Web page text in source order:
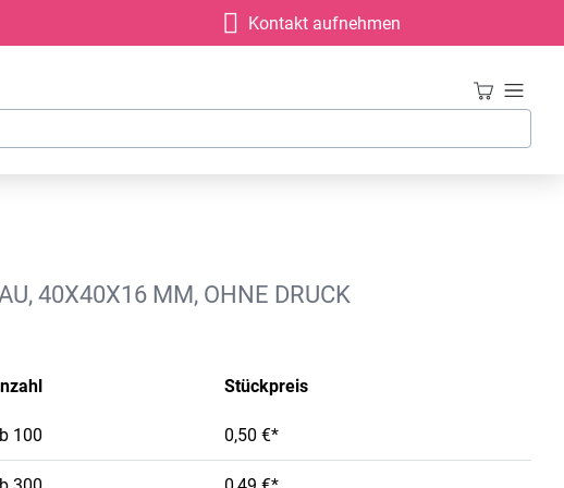
Kontakt aufnehmen
40X40X16 MM, OHNE DRUCK
Stückpreis
100 0,50 €*